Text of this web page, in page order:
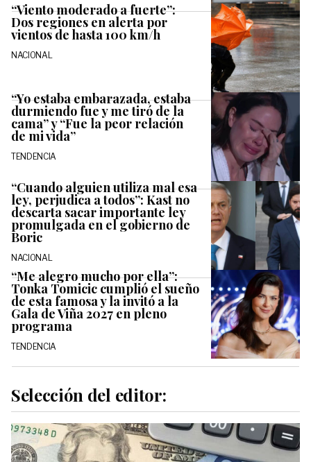
“Viento moderado a fuerte”:
Dos regiones en alerta por
vientos de hasta 100 km/h
NACIONAL
“Yo estaba embarazada, estaba
durmiendo fue y me tiró de la
cama” y “Fue la peor relación
de mi vida”
TENDENCIA
“Cuando alguien utiliza mal esa
ley, perjudica a todos”: Kast no
descarta sacar importante ley
promulgada en el gobierno de
Boric
NACIONAL
“Me alegro mucho por ella”:
Tonka Tomicic cumplió el sueño
de esta famosa y la invitó a la
Gala de Viña 2027 en pleno
programa
TENDENCIA
Selección del editor: